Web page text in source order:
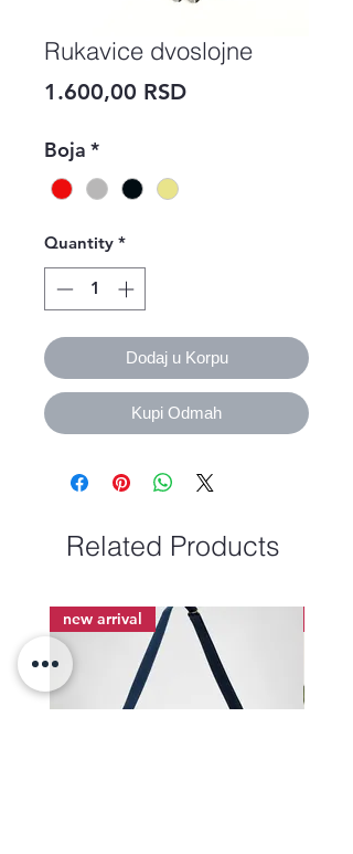
Rukavice dvoslojne
1.600,00 RSDPrice
Boja *
Quantity *
Dodaj u Korpu
Kupi Odmah
Related Products
new arrival